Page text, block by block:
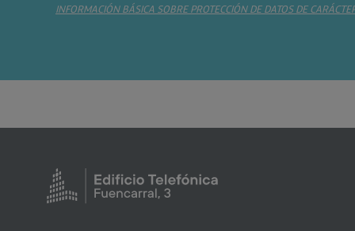
INFORMACIÓN BÁSICA SOBRE PROTECCIÓN DE DATOS DE